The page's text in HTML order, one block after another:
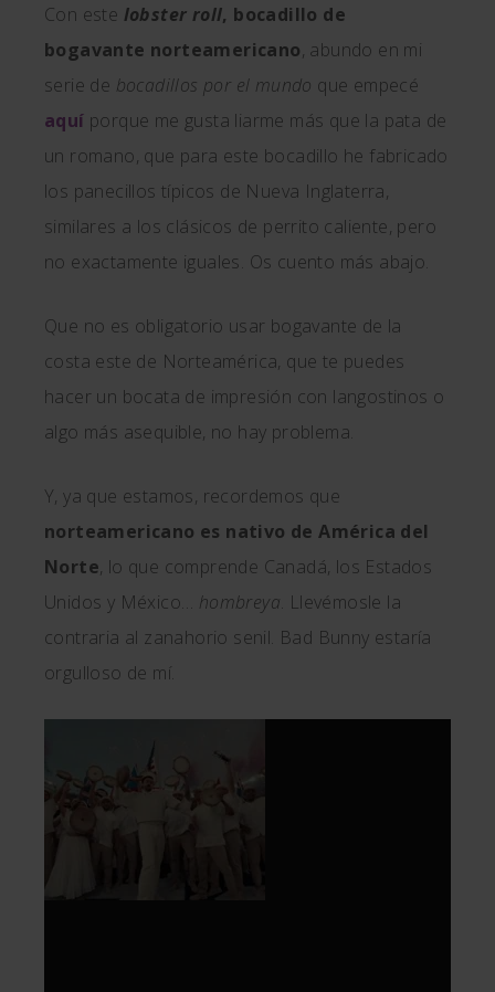
Con este lobster roll, bocadillo de
bogavante norteamericano, abundo en mi
serie de bocadillos por el mundo que empecé
aquí porque me gusta liarme más que la pata de
un romano, que para este bocadillo he fabricado
los panecillos típicos de Nueva Inglaterra,
similares a los clásicos de perrito caliente, pero
no exactamente iguales. Os cuento más abajo.
Que no es obligatorio usar bogavante de la
costa este de Norteamérica, que te puedes
hacer un bocata de impresión con langostinos o
algo más asequible, no hay problema.
Y, ya que estamos, recordemos que
norteamericano es nativo de América del
Norte, lo que comprende Canadá, los Estados
Unidos y México… hombreya. Llevémosle la
contraria al zanahorio senil. Bad Bunny estaría
orgulloso de mí.